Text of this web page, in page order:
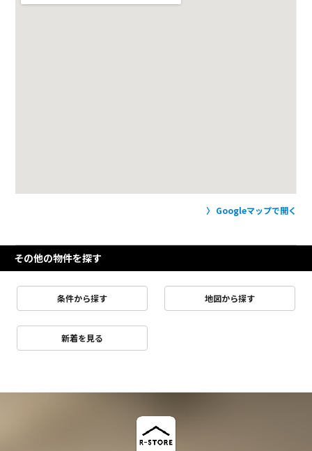
Googleマップで開く
その他の物件を探す
条件から探す 地図から探す
新着を見る